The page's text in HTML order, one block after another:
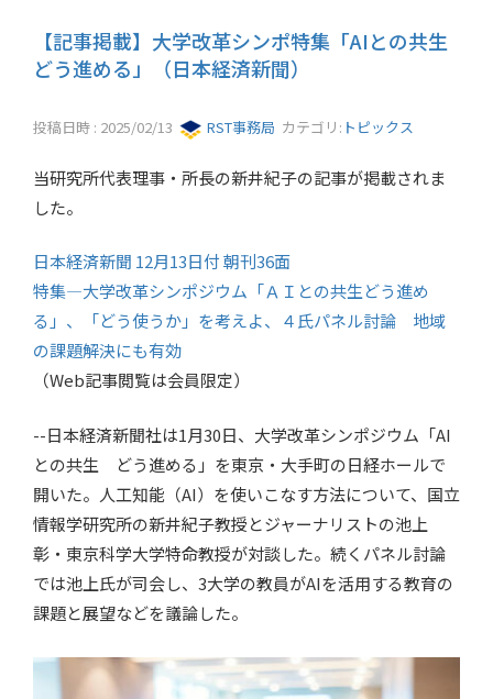
【記事掲載】大学改革シンポ特集「AIとの共生
どう進める」（日本経済新聞）
投稿日時 : 2025/02/13 RST事務局 カテゴリ: トピックス
当研究所代表理事・所長の新井紀子の記事が掲載されま
した。
日本経済新聞 12月13日付 朝刊36面
特集―大学改革シンポジウム「ＡＩとの共生どう進め
る」、「どう使うか」を考えよ、４氏パネル討論 地域
の課題解決にも有効
（Web記事閲覧は会員限定）
--日本経済新聞社は1月30日、大学改革シンポジウム「AI
との共生 どう進める」を東京・大手町の日経ホールで
開いた。人工知能（AI）を使いこなす方法について、国立
情報学研究所の新井紀子教授とジャーナリストの池上
彰・東京科学大学特命教授が対談した。続くパネル討論
では池上氏が司会し、3大学の教員がAIを活用する教育の
課題と展望などを議論した。